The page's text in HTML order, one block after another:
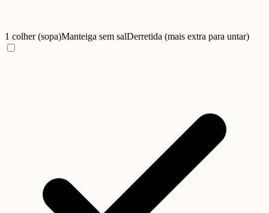
1 colher (sopa)Manteiga sem salDerretida (mais extra para untar)